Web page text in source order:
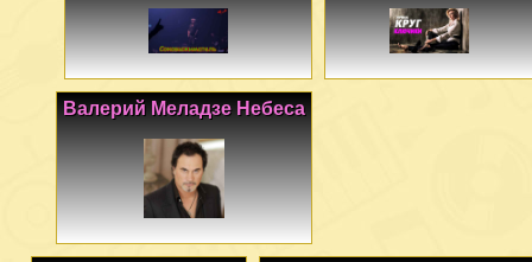
Валерий Меладзе Небеса